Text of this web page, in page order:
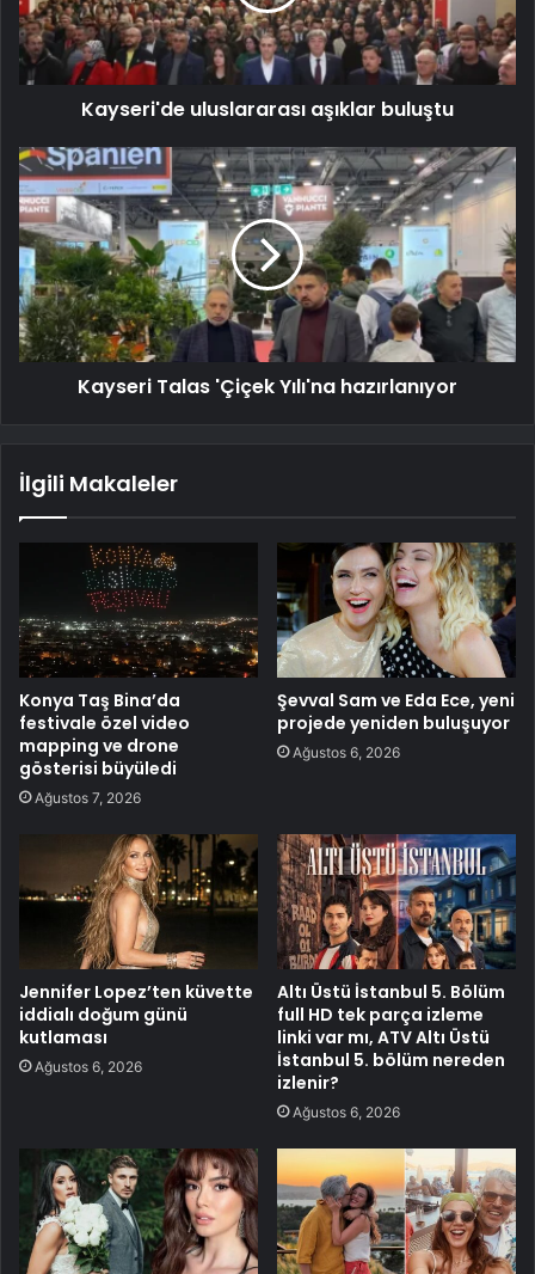
Kayseri'de uluslararası aşıklar buluştu
Kayseri Talas 'Çiçek Yılı'na hazırlanıyor
İlgili Makaleler
Konya Taş Bina’da
festivale özel video
mapping ve drone
gösterisi büyüledi
Ağustos 7, 2026
Şevval Sam ve Eda Ece, yeni
projede yeniden buluşuyor
Ağustos 6, 2026
Jennifer Lopez’ten küvette
iddialı doğum günü
kutlaması
Ağustos 6, 2026
Altı Üstü İstanbul 5. Bölüm
full HD tek parça izleme
linki var mı, ATV Altı Üstü
İstanbul 5. bölüm nereden
izlenir?
Ağustos 6, 2026